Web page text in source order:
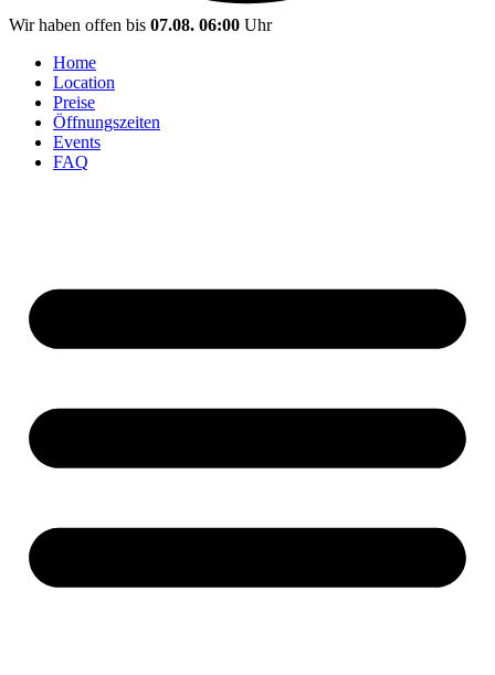
Wir haben offen bis 07.08. 06:00 Uhr
Home
Location
Preise
Öffnungszeiten
Events
FAQ